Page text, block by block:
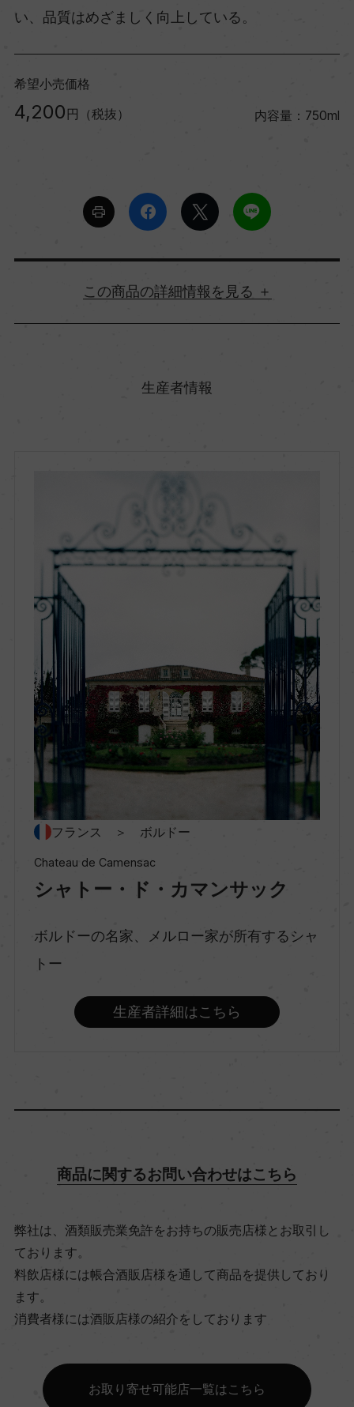
い、品質はめざましく向上している。
希望小売価格
4,200 円（税抜） 内容量：750ml
詳細情報
オー・メドック
種類
スティルワイン
味わい
品種（原材料）
メルロー 85%/カベルネ・ソーヴィニヨン 15%
13.5％
コンクール入賞歴
ー
海外ワイン専門誌評価歴
Wine Advocate 獲得点
生産者情報
フランス ＞ ボルドー
Chateau de Camensac
シャトー・ド・カマンサック
ボルドーの名家、メルロー家が所有するシャ
トー
生産者詳細はこちら
商品に関するお問い合わせはこちら
弊社は、酒類販売業免許をお持ちの販売店様とお取引し
ております。
料飲店様には帳合酒販店様を通して商品を提供しており
ます。
消費者様には酒販店様の紹介をしております
お取り寄せ可能店一覧はこちら